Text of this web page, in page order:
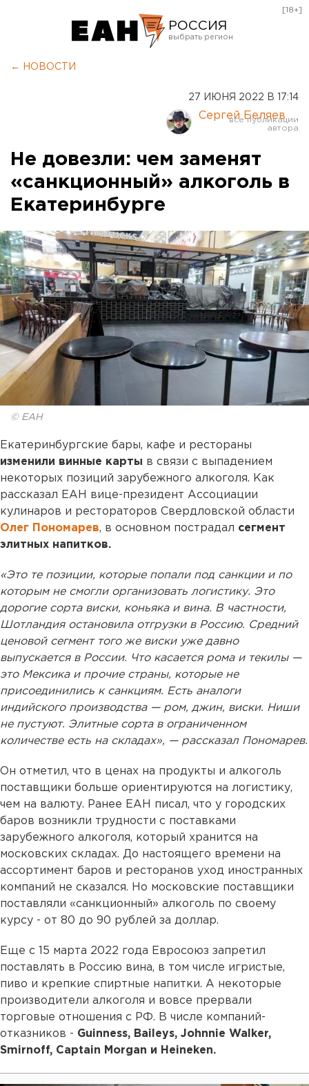
РОССИЯ
Курган
Оренбург
[18+]
← НОВОСТИ
27 ИЮНЯ 2022 В 17:14
Сергей Беляев
Не довезли: чем заменят
«санкционный» алкоголь в
Екатеринбурге
© ЕАН
Екатеринбургские бары, кафе и рестораны
изменили винные карты в связи с выпадением
некоторых позиций зарубежного алкоголя. Как
рассказал ЕАН вице-президент Ассоциации
кулинаров и рестораторов Свердловской области
Олег Пономарев, в основном пострадал сегмент
элитных напитков.
«Это те позиции, которые попали под санкции и по
которым не смогли организовать логистику. Это
дорогие сорта виски, коньяка и вина. В частности,
Шотландия остановила отгрузки в Россию. Средний
ценовой сегмент того же виски уже давно
выпускается в России. Что касается рома и текилы —
это Мексика и прочие страны, которые не
присоединились к санкциям. Есть аналоги
индийского производства — ром, джин, виски. Ниши
не пустуют. Элитные сорта в ограниченном
количестве есть на складах», — рассказал Пономарев.
Он отметил, что в ценах на продукты и алкоголь
поставщики больше ориентируются на логистику,
чем на валюту. Ранее ЕАН писал, что у городских
баров возникли трудности с поставками
зарубежного алкоголя, который хранится на
московских складах. До настоящего времени на
ассортимент баров и ресторанов уход иностранных
компаний не сказался. Но московские поставщики
поставляли «санкционный» алкоголь по своему
курсу - от 80 до 90 рублей за доллар.
Еще с 15 марта 2022 года Евросоюз запретил
поставлять в Россию вина, в том числе игристые,
пиво и крепкие спиртные напитки. А некоторые
производители алкоголя и вовсе прервали
торговые отношения с РФ. В числе компаний-
отказников - Guinness, Baileys, Johnnie Walker,
Smirnoff, Captain Morgan и Heineken.